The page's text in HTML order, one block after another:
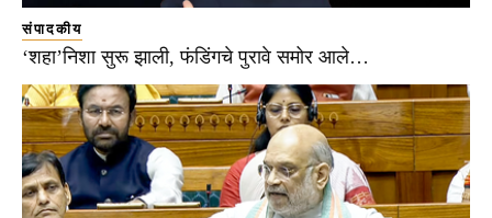
संपादकीय
‘शहा’निशा सुरू झाली, फंडिंगचे पुरावे समोर आले…